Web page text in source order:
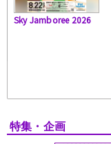
Sky Jamboree 2026
特集・企画